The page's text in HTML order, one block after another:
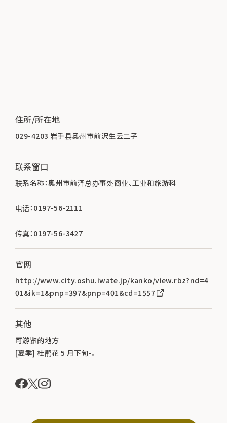
住所/所在地
029-4203 岩手县奥州市前沢生云二子
联系窗口
联系名称：奥州市前泽总办事处商业、工业和旅游科
电话：0197-56-2111
传真：0197-56-3427
官网
http://www.city.oshu.iwate.jp/kanko/view.rbz?nd=4
01&ik=1&pnp=397&pnp=401&cd=1557
其他
可游览的地方
[夏季] 杜鹃花 5 月下旬-。